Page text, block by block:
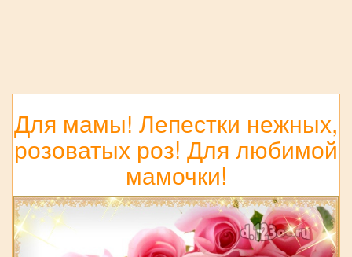
Для мамы! Лепестки нежных,
розоватых роз! Для любимой
мамочки!